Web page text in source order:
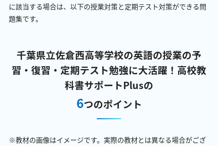
に該当する場合は、以下の授業対策と定期テスト対策ができる問
題集です。
千葉県立佐倉西高等学校の英語の授業の予
習・復習・定期テスト勉強に大活躍！ 高校教
科書サポートPlusの
6つのポイント
※教材の画像はイメージです。実際の教材とは異なる場合がござ